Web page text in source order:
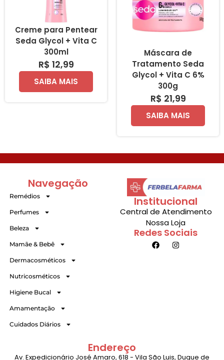
Creme para Pentear
Seda Glycol + Vita C
300ml
R$ 12,99
SAIBA MAIS
Máscara de
Tratamento Seda
Glycol + Vita C 6%
300g
R$ 21,99
SAIBA MAIS
Institucional
Central de Atendimento
Nossa Loja
Redes Sociais
Navegação
Remédios
Perfumes
Beleza
Mamãe & Bebê
Dermacosméticos
Nutricosméticos
Higiene Bucal
Amamentação
Cuidados Diários
Endereço
Av. Expedicionário José Amaro, 618 - Vila São Luis, Duque de